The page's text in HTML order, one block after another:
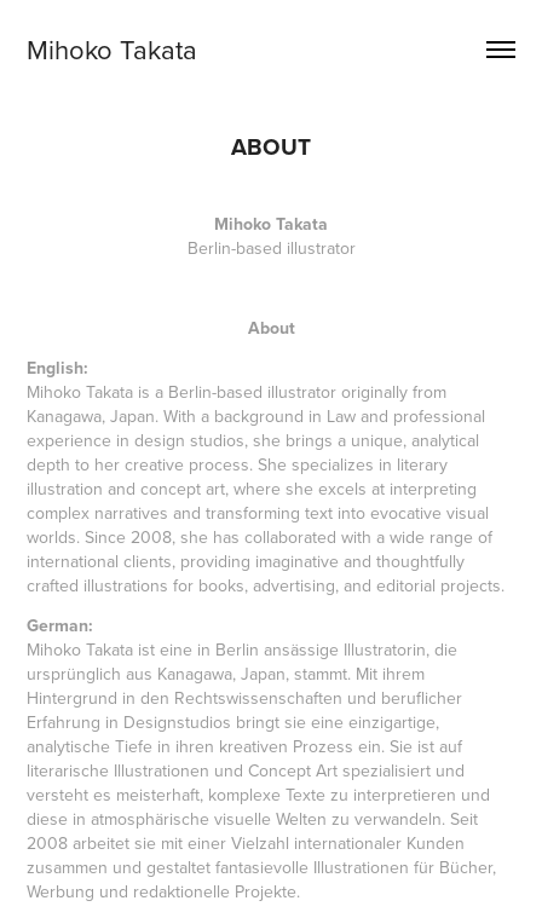
Mihoko Takata
ABOUT
Mihoko Takata
Berlin-based illustrator
About
English:
Mihoko Takata is a Berlin-based illustrator originally from
Kanagawa, Japan. With a background in Law and professional
experience in design studios, she brings a unique, analytical
depth to her creative process. She specializes in literary
illustration and concept art, where she excels at interpreting
complex narratives and transforming text into evocative visual
worlds. Since 2008, she has collaborated with a wide range of
international clients, providing imaginative and thoughtfully
crafted illustrations for books, advertising, and editorial projects.
German:
Mihoko Takata ist eine in Berlin ansässige Illustratorin, die
ursprünglich aus Kanagawa, Japan, stammt. Mit ihrem
Hintergrund in den Rechtswissenschaften und beruflicher
Erfahrung in Designstudios bringt sie eine einzigartige,
analytische Tiefe in ihren kreativen Prozess ein. Sie ist auf
literarische Illustrationen und Concept Art spezialisiert und
versteht es meisterhaft, komplexe Texte zu interpretieren und
diese in atmosphärische visuelle Welten zu verwandeln. Seit
2008 arbeitet sie mit einer Vielzahl internationaler Kunden
zusammen und gestaltet fantasievolle Illustrationen für Bücher,
Werbung und redaktionelle Projekte.